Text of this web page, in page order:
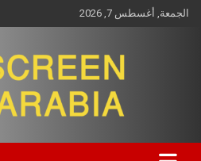
الجمعة, أغسطس 7, 2026
Screen Arabia